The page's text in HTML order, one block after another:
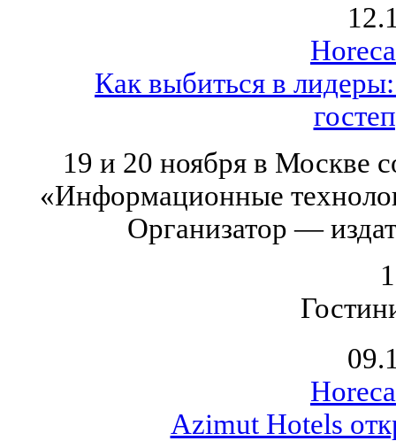
Как выбиться в
19 и 20 ноября в Москве
«Информационные
Организатор —
Azimut Hotels